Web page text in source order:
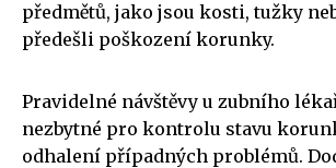
předmětů, jako jsou kosti, tužky
předešli poškození korunky.
Pravidelné návštěvy u zubního
nezbytné pro kontrolu stavu
odhalení případných problémů.